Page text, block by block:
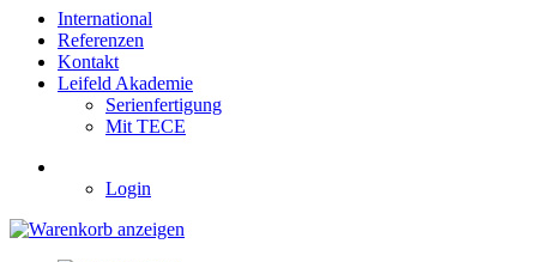
International
Referenzen
Kontakt
Leifeld Akademie
Serienfertigung
Mit TECE
Login